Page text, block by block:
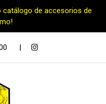
catálogo de accesorios de